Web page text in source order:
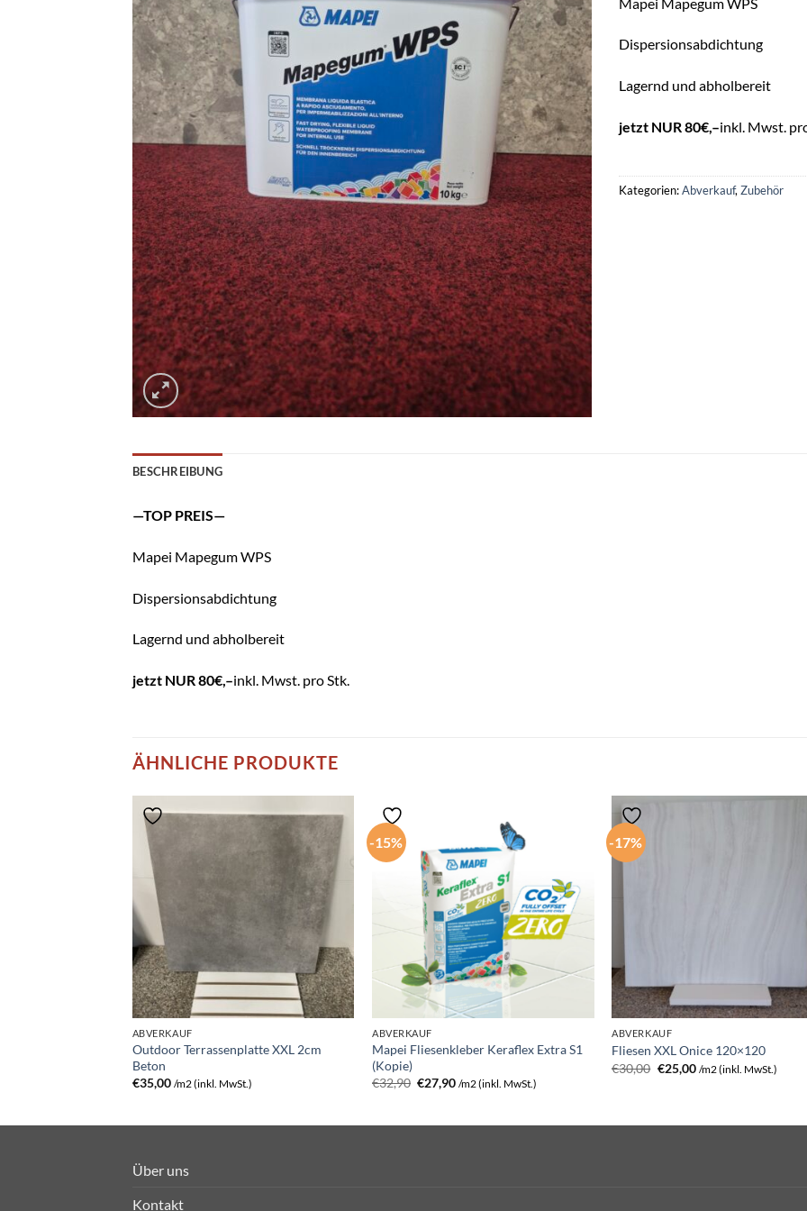
Dispersionsabdichtung
Lagernd und abholbereit
jetzt NUR 80€,–inkl. Mwst.
Kategorien:Abverkauf, Zubehör
BESCHREIBUNG
—TOP PREIS—
Mapei Mapegum WPS
Dispersionsabdichtung
Lagernd und abholbereit
jetzt NUR 80€,–inkl. Mwst. pro Stk.
ÄHNLICHE PRODUKTE
ABVERKAUF
Outdoor Terrassenplatte XXL 2cm
Beton
€35,00 /m2 (inkl. MwSt.)
-15%
ABVERKAUF
Mapei Fliesenkleber Keraflex Extra S1
(Kopie)
€32,90 Ursprünglicher
Preis
€27,90Aktueller
Preis
/m2 (inkl. MwSt.)
-17%
ABVERKAUF
Fliesen XXL Onice 120×120
€30,00 Ursprünglicher
Preis
€25,00Aktueller
Preis
/m2 (inkl. MwSt.)
Über uns
Kontakt